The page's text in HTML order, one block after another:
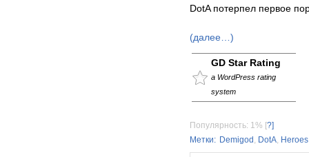
DotA потерпел первое
(далее…)
GD Star Rating
a WordPress rating
system
Популярность: 1% [?]
Метки: Demigod , DotA,